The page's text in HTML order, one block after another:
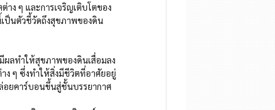
ง ๆ และการเจริญเติบโตของ
ป็นตัวชี้วัดถึงสุขภาพของดิน
ผลทำให้สุขภาพของดินเสื่อมลง
ง ๆ ซึ่งทำให้สิ่งมีชีวิตที่อาศัยอยู่
อยคาร์บอนขึ้นสู่ชั้นบรรยากาศ